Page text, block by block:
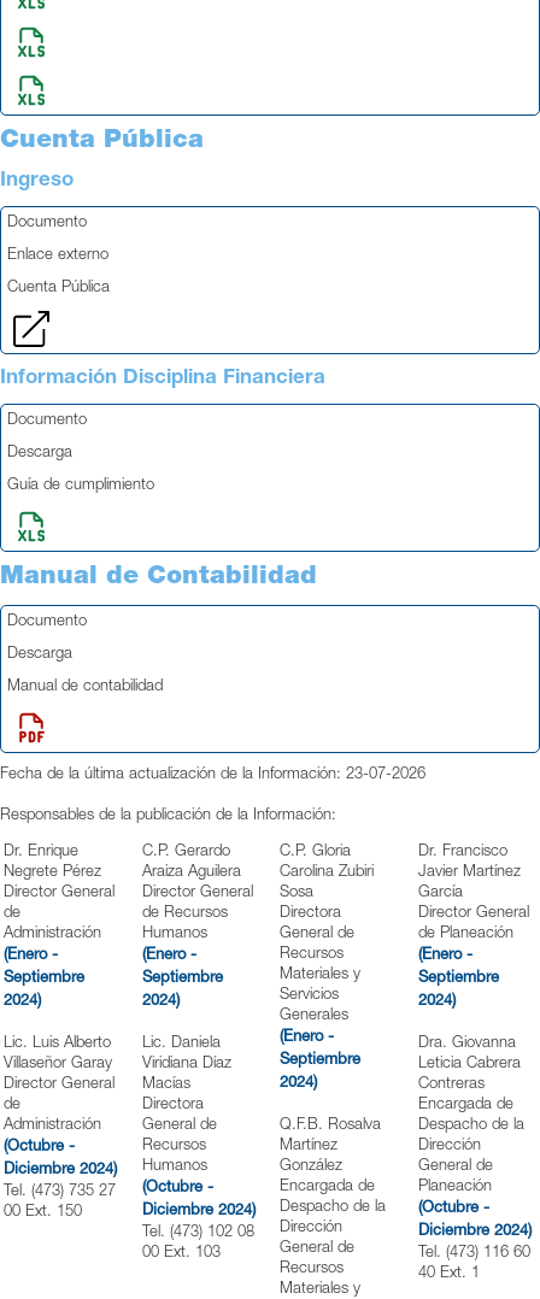
Cuenta Pública
Ingreso
Documento
Enlace externo
Cuenta Pública
Información Disciplina Financiera
Documento
Descarga
Guía de cumplimiento
Manual de Contabilidad
Documento
Descarga
Manual de contabilidad
Fecha de la última actualización de la Información: 23-07-2026
Responsables de la publicación de la Información:
Dr. Enrique
Negrete Pérez
Director General
de
Administración
(Enero -
Septiembre
2024)
Lic. Luis Alberto
Villaseñor Garay
Director General
de
Administración
(Octubre -
Diciembre 2024)
Tel. (473) 735 27
00 Ext. 150
C.P. Gerardo
Araiza Aguilera
Director General
de Recursos
Humanos
(Enero -
Septiembre
2024)
Lic. Daniela
Viridiana Díaz
Macías
Directora
General de
Recursos
Humanos
(Octubre -
Diciembre 2024)
Tel. (473) 102 08
00 Ext. 103
C.P. Gloria
Carolina Zubiri
Sosa
Directora
General de
Recursos
Materiales y
Servicios
Generales
(Enero -
Septiembre
2024)
Q.F.B. Rosalva
Martínez
González
Encargada de
Despacho de la
Dirección
General de
Recursos
Materiales y
Dr. Francisco
Javier Martínez
García
Director General
de Planeación
(Enero -
Septiembre
2024)
Dra. Giovanna
Leticia Cabrera
Contreras
Encargada de
Despacho de la
Dirección
General de
Planeación
(Octubre -
Diciembre 2024)
Tel. (473) 116 60
40 Ext. 1